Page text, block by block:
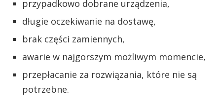
przypadkowo dobrane urządzenia,
długie oczekiwanie na dostawę,
brak części zamiennych,
awarie w najgorszym możliwym momencie,
przepłacanie za rozwiązania, które nie są
potrzebne.